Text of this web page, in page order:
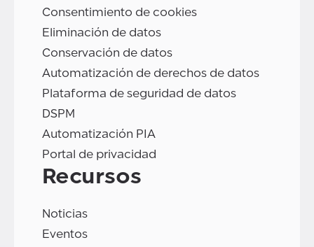
Consentimiento de cookies
Eliminación de datos
Conservación de datos
Automatización de derechos de datos
Plataforma de seguridad de datos
DSPM
Automatización PIA
Portal de privacidad
Recursos
Noticias
Eventos